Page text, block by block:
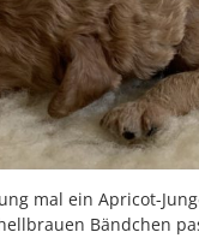
mal ein Apricot-
Bändchen